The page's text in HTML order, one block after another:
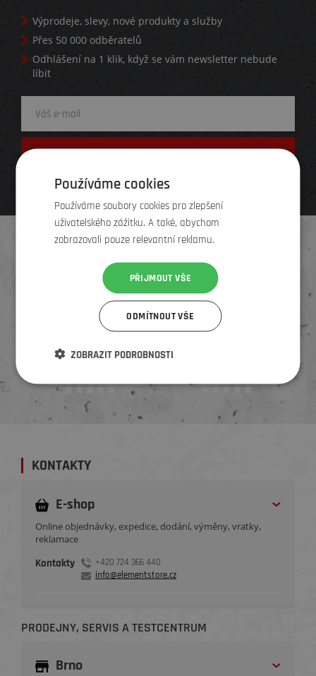
Výprodeje, slevy, nové produkty a služby
Přes 50 000 odběratelů
Odhlášení na 1 klik, když se vám newsletter nebude
líbit
HODNOCENÍ OBCHODU
100%
ObchodElementStore
hodnotilo
Naposled přidané hodnocení::
Ověřený zákazník
KONTAKTY
E-shop
Online objednávky, expedice, dodání, výměny, vratky,
reklamace
Kontakty
+420 724 366 440
info@elementstore.cz
PRODEJNY, SERVIS A TESTCENTRUM
Brno
Používáme cookies
Používáme soubory cookies pro zlepšení
uživatelského zážitku. A také, abychom
zobrazovali pouze relevantní reklamu.
PŘIJMOUT VŠE
ODMÍTNOUT VŠE
ZOBRAZIT PODROBNOSTI